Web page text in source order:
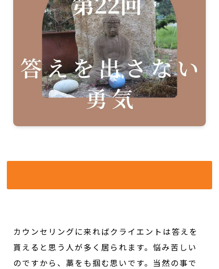
カウンセリングに来ればクライエントは答えを
貰えると思う人が多く居られます。悩み苦しい
のですから、藁をも掴む思いです。当然の事で